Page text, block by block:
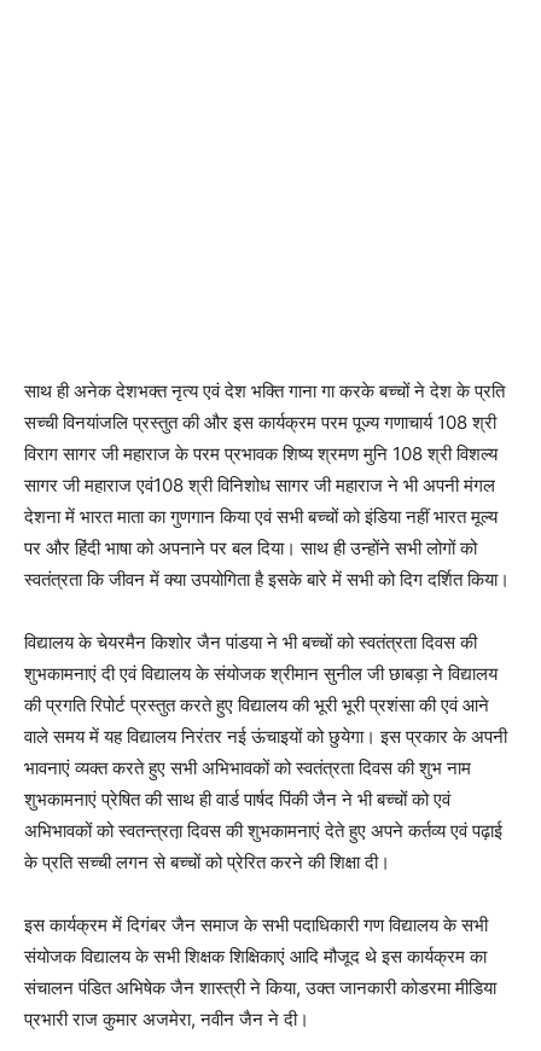
साथ ही अनेक देशभक्त नृत्य एवं देश भक्ति गाना गा करके बच्चों ने देश के प्रति
सच्ची विनयांजलि प्रस्तुत की और इस कार्यक्रम परम पूज्य गणाचार्य 108 श्री
विराग सागर जी महाराज के परम प्रभावक शिष्य श्रमण मुनि 108 श्री विशल्य
सागर जी महाराज एवं108 श्री विनिशोध सागर जी महाराज ने भी अपनी मंगल
देशना में भारत माता का गुणगान किया एवं सभी बच्चों को इंडिया नहीं भारत मूल्य
पर और हिंदी भाषा को अपनाने पर बल दिया। साथ ही उन्होंने सभी लोगों को
स्वतंत्रता कि जीवन में क्या उपयोगिता है इसके बारे में सभी को दिग दर्शित किया।
विद्यालय के चेयरमैन किशोर जैन पांडया ने भी बच्चों को स्वतंत्रता दिवस की
शुभकामनाएं दी एवं विद्यालय के संयोजक श्रीमान सुनील जी छाबड़ा ने विद्यालय
की प्रगति रिपोर्ट प्रस्तुत करते हुए विद्यालय की भूरी भूरी प्रशंसा की एवं आने
वाले समय में यह विद्यालय निरंतर नई ऊंचाइयों को छुयेगा। इस प्रकार के अपनी
भावनाएं व्यक्त करते हुए सभी अभिभावकों को स्वतंत्रता दिवस की शुभ नाम
शुभकामनाएं प्रेषित की साथ ही वार्ड पार्षद पिंकी जैन ने भी बच्चों को एवं
अभिभावकों को स्वतन्त्रता़ दिवस की शुभकामनाएं देते हुए अपने कर्तव्य एवं पढ़ाई
के प्रति सच्ची लगन से बच्चों को प्रेरित करने की शिक्षा दी।
इस कार्यक्रम में दिगंबर जैन समाज के सभी पदाधिकारी गण विद्यालय के सभी
संयोजक विद्यालय के सभी शिक्षक शिक्षिकाएं आदि मौजूद थे इस कार्यक्रम का
संचालन पंडित अभिषेक जैन शास्त्री ने किया, उक्त जानकारी कोडरमा मीडिया
प्रभारी राज कुमार अजमेरा, नवीन जैन ने दी।